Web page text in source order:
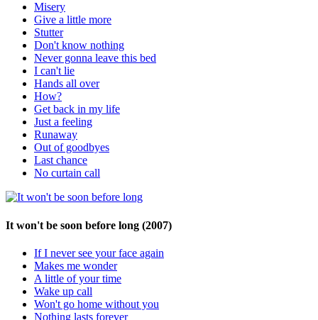
Misery
Give a little more
Stutter
Don't know nothing
Never gonna leave this bed
I can't lie
Hands all over
How?
Get back in my life
Just a feeling
Runaway
Out of goodbyes
Last chance
No curtain call
It won't be soon before long (2007)
If I never see your face again
Makes me wonder
A little of your time
Wake up call
Won't go home without you
Nothing lasts forever